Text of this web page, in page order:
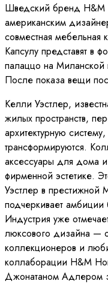
Шведский бренд H&M
американским
совместная мебельная
Капсулу представят в
палаццо на
После показа вещи
Келли Уэстлер,
жилых пространств,
архитектурную
трансформируются.
аксессуары для дома
фирменной эстетике.
Уэстлер в престижной
подчеркивает
Индустрия уже
люксового дизайна —
коллекционеров и
коллаборации H&M
Джонатаном Адлером